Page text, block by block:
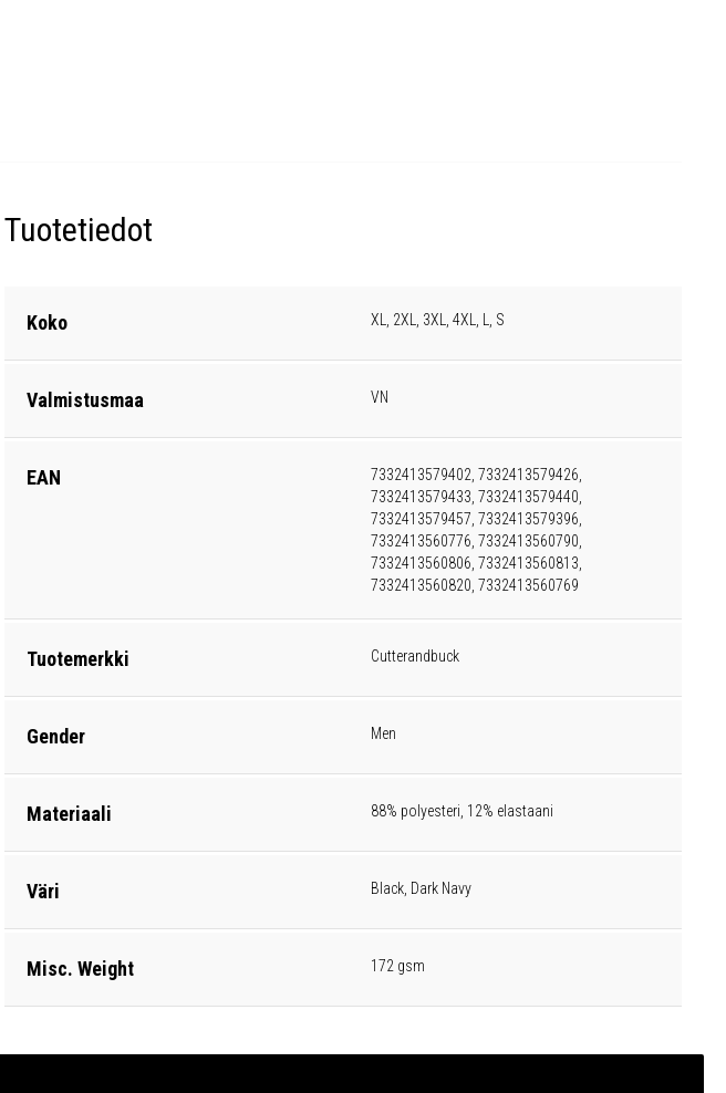
Tuotetiedot
Koko XL, 2XL, 3XL, 4XL, L, S
Valmistusmaa VN
EAN
7332413579402, 7332413579426,
7332413579433, 7332413579440,
7332413579457, 7332413579396,
7332413560776, 7332413560790,
7332413560806, 7332413560813,
7332413560820, 7332413560769
Tuotemerkki Cutterandbuck
Gender Men
Materiaali 88% polyesteri, 12% elastaani
Väri Black, Dark Navy
Misc. Weight 172 gsm